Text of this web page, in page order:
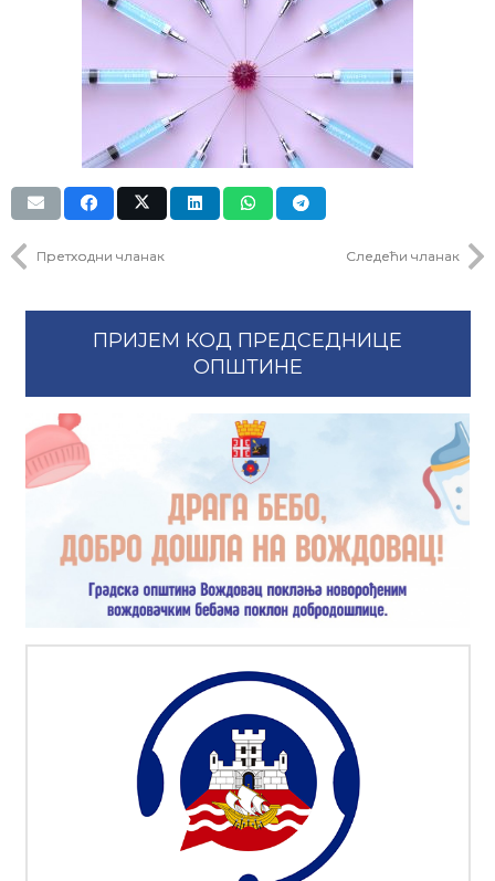
Претходни чланак Следећи чланак
ПРИЈЕМ КОД ПРЕДСЕДНИЦЕ
ОПШТИНЕ